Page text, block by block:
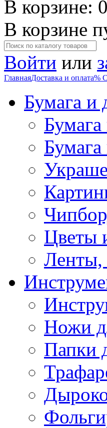
В корзине:
В корзине
Войти или
ГлавнаяДоставка и оплата%
Бумага и
Бумага
Цветы
Ножи
Папки